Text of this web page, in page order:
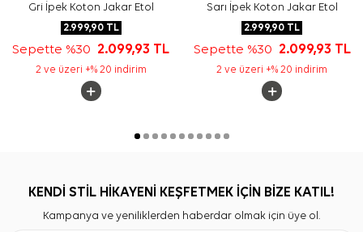
Gri İpek Koton Jakar Etol
2.999,90TL
Sepette %30 2.099,93 TL
2 ve üzeri +% 20 indirim
Sarı İpek Koton Jakar Etol
2.999,90 TL
Sepette %30 2.099,93 TL
2 ve üzeri +% 20 indirim
KENDİ STİL HİKAYENİ KEŞFETMEK İÇİN BİZE KATIL!
Kampanya ve yeniliklerden haberdar olmak için üye ol.